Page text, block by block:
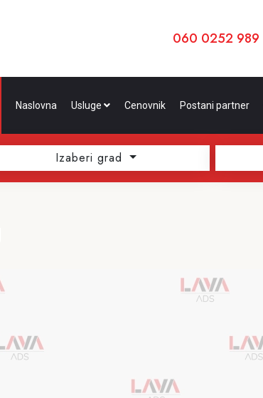
060 0252 989
Naslovna Usluge Cenovnik Postani partner
Izaberi grad